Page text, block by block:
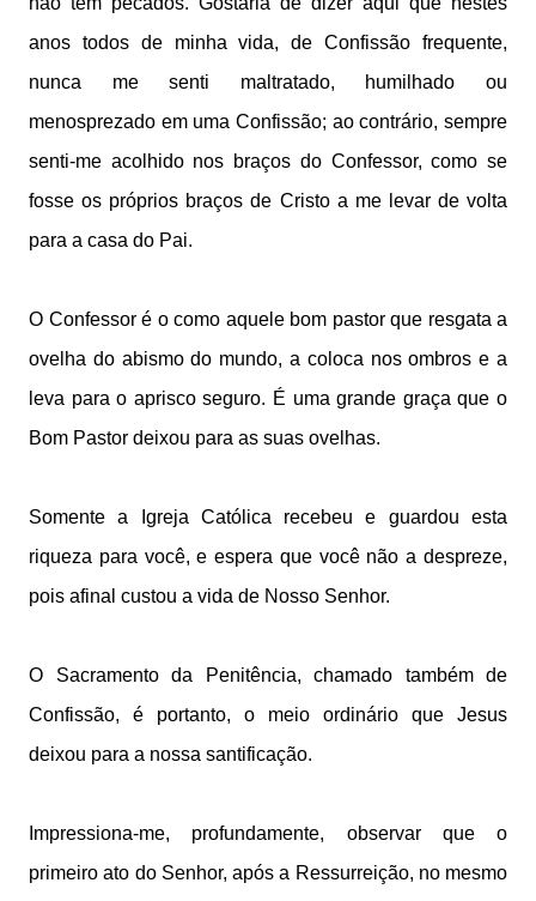
anos todos de minha vida, de Confissão frequente,
nunca me senti maltratado, humilhado ou
menosprezado em uma Confissão; ao contrário, sempre
senti-me acolhido nos braços do Confessor, como se
fosse os próprios braços de Cristo a me levar de volta
para a casa do Pai.
O Confessor é o como aquele bom pastor que resgata a
ovelha do abismo do mundo, a coloca nos ombros e a
leva para o aprisco seguro. É uma grande graça que o
Bom Pastor deixou para as suas ovelhas.
Somente a Igreja Católica recebeu e guardou esta
riqueza para você, e espera que você não a despreze,
pois afinal custou a vida de Nosso Senhor.
O Sacramento da Penitência, chamado também de
Confissão, é portanto, o meio ordinário que Jesus
deixou para a nossa santificação.
Impressiona-me, profundamente, observar que o
primeiro ato do Senhor, após a Ressurreição, no mesmo